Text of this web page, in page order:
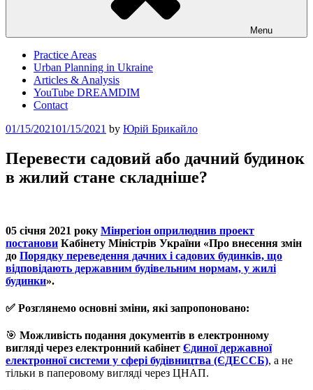
Menu
Practice Areas
Urban Planning in Ukraine
Articles & Analysis
YouTube DREAMDIM
Contact
Posted
01/15/202101/15/2021 by Юрій Брикайло
Перевести садовий або дачний будинок
в жилий стане складніше?
05 січня 2021 року Мінрегіон оприлюднив проект
постанови Кабінету Міністрів України «Про внесення змін
до Порядку переведення дачних і садових будинків, що
відповідають державним будівельним нормам, у жилі
будинки».
✅ Розглянемо основні зміни, які запропоновано:
🎯 Можливість подання документів в електронному
вигляді через електронний кабінет Єдиної державної
електронної системи у сфері будівництва (ЄДЕССБ), а не
тільки в паперовому вигляді через ЦНАП.